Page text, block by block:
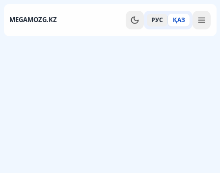
MEGAMOZG.KZ РУС ҚАЗ